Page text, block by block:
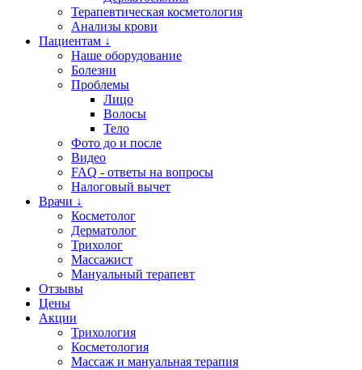
Терапевтическая косметология
Анализы крови
Пациентам ↓
Наше оборудование
Болезни
Проблемы
Лицо
Волосы
Тело
Фото до и после
Видео
FAQ - ответы на вопросы
Налоговый вычет
Врачи ↓
Косметолог
Дерматолог
Трихолог
Массажист
Мануальный терапевт
Отзывы
Цены
Акции
Трихология
Косметология
Массаж и мануальная терапия